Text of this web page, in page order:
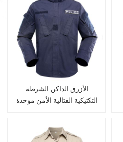
الأزرق الداكن الشرطة
التكتيكية القتالية الأمن موحدة